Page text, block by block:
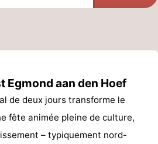
Egmond aan den Hoef
de deux jours transforme le
fête animée pleine de culture,
– typiquement nord-